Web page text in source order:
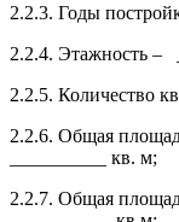
2.2.3. Годы
2.2.4. Этажность –
2.2.5. Количество
2.2.6. Общая
__________ кв. м;
2.2.7. Общая